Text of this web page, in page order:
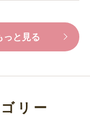
っと見る
リー